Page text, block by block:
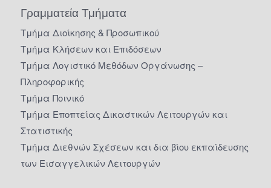
Γραμματεία Τμήματα
Τμήμα Διοίκησης & Προσωπικού
Τμήμα Κλήσεων και Επιδόσεων
Τμήμα Λογιστικό Μεθόδων Οργάνωσης –
Πληροφορικής
Τμήμα Ποινικό
Τμήμα Εποπτείας Δικαστικών Λειτουργών και
Στατιστικής
Τμήμα Διεθνών Σχέσεων και δια βίου εκπαίδευσης
των Εισαγγελικών Λειτουργών